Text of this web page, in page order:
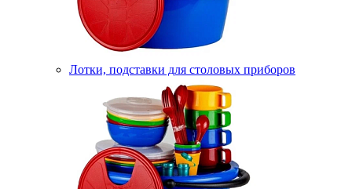
Лотки, подставки для столовых приборов